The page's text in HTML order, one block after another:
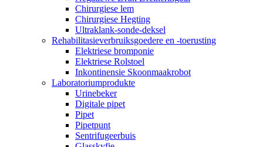
Chirurgiese lem
Chirurgiese Hegting
Ultraklank-sonde-deksel
Rehabilitasieverbruiksgoedere en -toerusting
Elektriese bromponie
Elektriese Rolstoel
Inkontinensie Skoonmaakrobot
Laboratoriumprodukte
Urinebeker
Digitale pipet
Pipet
Pipetpunt
Sentrifugeerbuis